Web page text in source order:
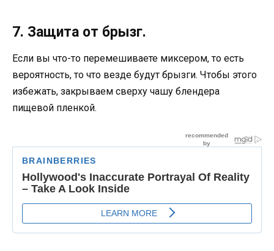
7. Защита от брызг.
Если вы что-то перемешиваете миксером, то есть
вероятность, то что везде будут брызги. Чтобы этого
избежать, закрываем сверху чашу блендера
пищевой пленкой.